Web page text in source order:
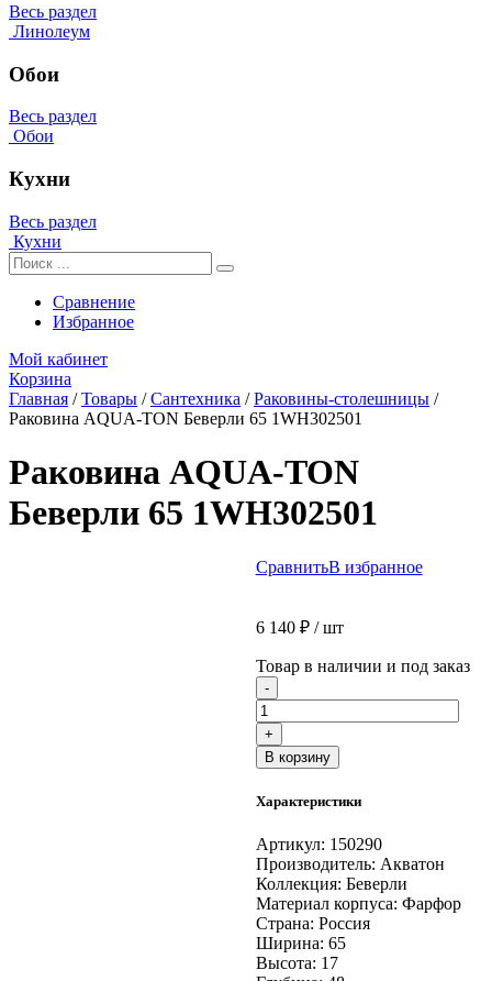
Весь раздел
Линолеум
Обои
Весь раздел
Обои
Кухни
Весь раздел
Кухни
Сравнение
Избранное
Мой кабинет
Корзина
Главная /Товары /Сантехника /Раковины-столешницы /
Раковина AQUA-TON Беверли 65 1WH302501
Раковина AQUA-TON
Беверли 65 1WH302501
СравнитьВ избранное
6 140 ₽/ шт
Товар в наличии и под заказ
- Количество
товара
Раковина
AQUA-
TON
65
+
В корзину
Характеристики
Артикул: 150290
Производитель: Акватон
Коллекция: Беверли
Материал корпуса: Фарфор
Страна: Россия
Ширина: 65
Высота: 17